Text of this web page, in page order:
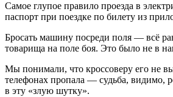
Самое глупое правило проезда в
паспорт при поездке по билету из
Бросать машину посреди поля — всё
товарища на поле боя. Это было не в
Мы понимали, что кроссоверу его не
телефонах пропала — судьба, видимо,
в эту «злую шутку».